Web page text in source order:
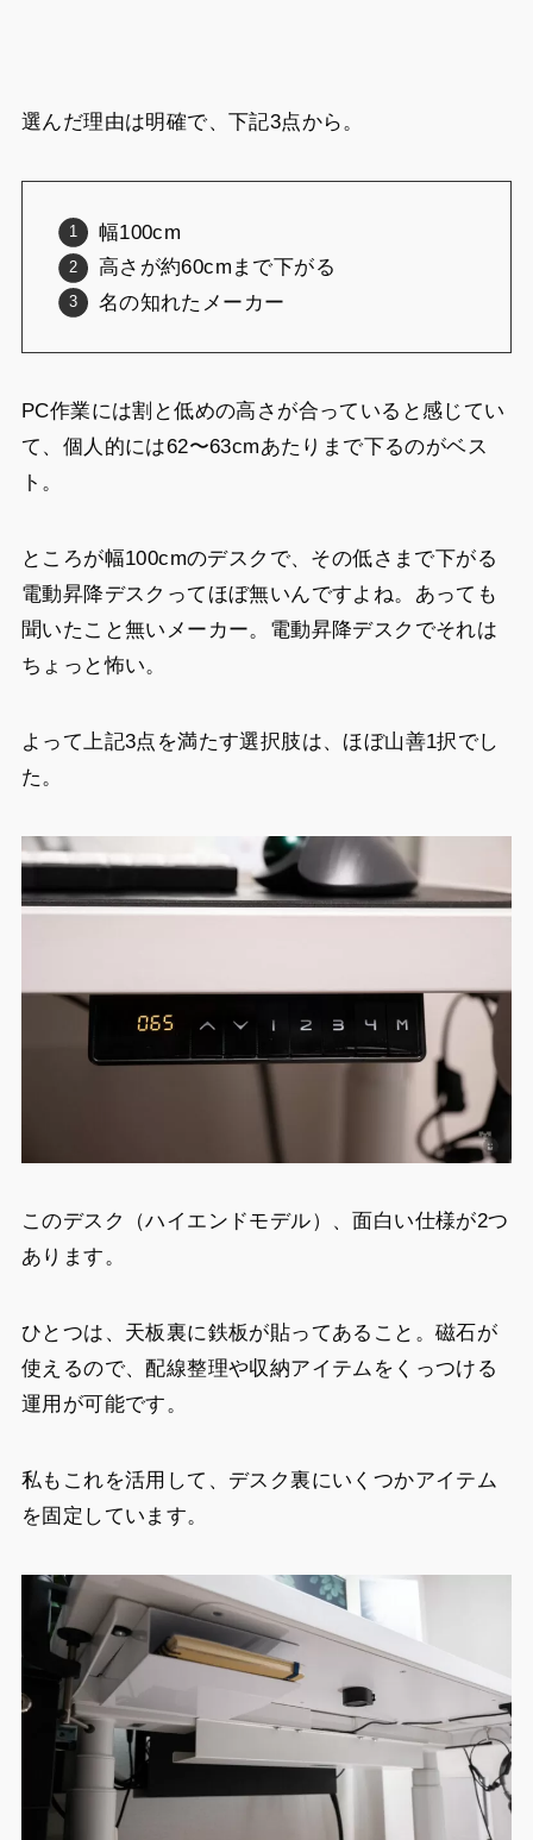
選んだ理由は明確で、下記3点から。
幅100cm
高さが約60cmまで下がる
名の知れたメーカー
PC作業には割と低めの高さが合っていると感じてい
て、個人的には62〜63cmあたりまで下るのがベス
ト。
ところが幅100cmのデスクで、その低さまで下がる
電動昇降デスクってほぼ無いんですよね。あっても
聞いたこと無いメーカー。電動昇降デスクでそれは
ちょっと怖い。
よって上記3点を満たす選択肢は、ほぼ山善1択でし
た。
このデスク（ハイエンドモデル）、面白い仕様が2つ
あります。
ひとつは、天板裏に鉄板が貼ってあること。磁石が
使えるので、配線整理や収納アイテムをくっつける
運用が可能です。
私もこれを活用して、デスク裏にいくつかアイテム
を固定しています。